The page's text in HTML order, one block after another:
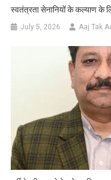
स्वतंत्रता सेनानियों के कल्याण के
July 5, 2026 Aaj Tak